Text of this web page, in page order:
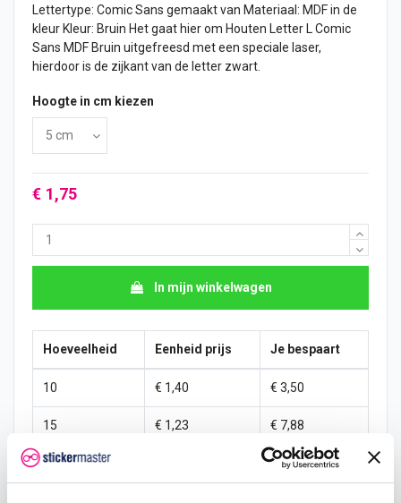
Lettertype: Comic Sans gemaakt van Materiaal: MDF in de
kleur Kleur: Bruin Het gaat hier om Houten Letter L Comic
Sans MDF Bruin uitgefreesd met een speciale laser,
hierdoor is de zijkant van de letter zwart.
Hoogte in cm kiezen
€ 1,75
In mijn winkelwagen
Hoeveelheid Eenheid prijs Je bespaart
10 € 1,40 € 3,50
15 € 1,23 € 7,88
25 € 15,31